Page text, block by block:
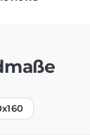
Lieferung
müssen Sie sich
darum, dass der